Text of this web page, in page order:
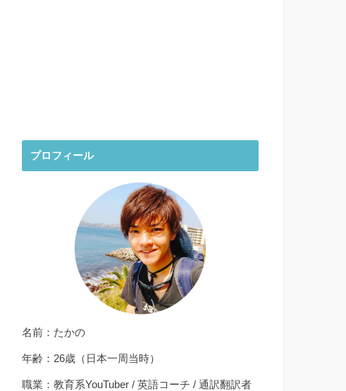
プロフィール
名前：たかの
年齢：26歳（日本一周当時）
職業：教育系YouTuber / 英語コーチ / 通訳翻訳者